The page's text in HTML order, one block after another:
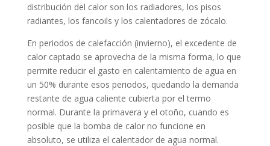
distribución del calor son los radiadores, los pisos
radiantes, los fancoils y los calentadores de zócalo.
En periodos de calefacción (invierno), el excedente de
calor captado se aprovecha de la misma forma, lo que
permite reducir el gasto en calentamiento de agua en
un 50% durante esos periodos, quedando la demanda
restante de agua caliente cubierta por el termo
normal. Durante la primavera y el otoño, cuando es
posible que la bomba de calor no funcione en
absoluto, se utiliza el calentador de agua normal.